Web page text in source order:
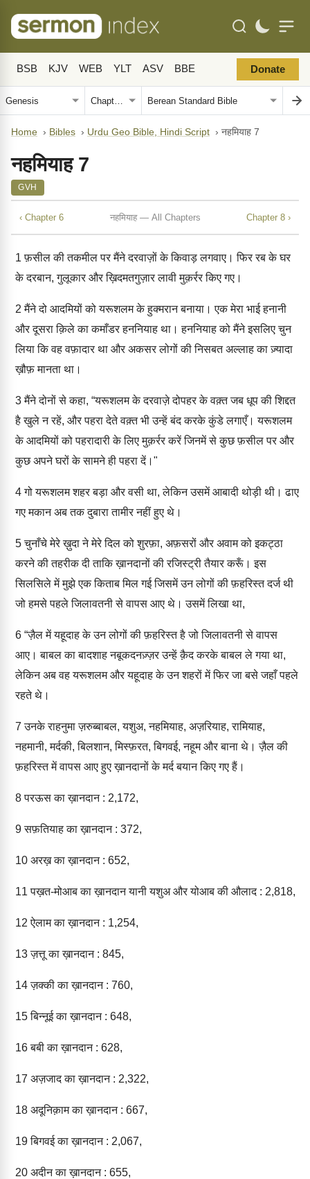
BSB KJV WEB YLT ASV BBE Donate
Home › Bibles › Urdu Geo Bible, Hindi Script › नहमियाह 7
नहमियाह 7
GVH
‹ Chapter 6 नहमियाह — All Chapters Chapter 8 ›
1 फ़सील की तकमील पर मैंने दरवाज़ों के किवाड़ लगवाए। फिर रब के घर
के दरबान, गुलूकार और ख़िदमतगुज़ार लावी मुक़र्रर किए गए।
2 मैंने दो आदमियों को यरूशलम के हुक्मरान बनाया। एक मेरा भाई हनानी
और दूसरा क़िले का कमाँडर हननियाह था। हननियाह को मैंने इसलिए चुन
लिया कि वह वफ़ादार था और अकसर लोगों की निसबत अल्लाह का ज़्यादा
ख़ौफ़ मानता था।
3मैंने दोनों से कहा, “यरूशलम के दरवाज़े दोपहर के वक़्त जब धूप की शिद्दत
है खुले न रहें, और पहरा देते वक़्त भी उन्हें बंद करके कुंडे लगाएँ। यरूशलम
के आदमियों को पहरादारी के लिए मुक़र्रर करें जिनमें से कुछ फ़सील पर और
कुछ अपने घरों के सामने ही पहरा दें।"
4गो यरूशलम शहर बड़ा और वसी था, लेकिन उसमें आबादी थोड़ी थी। ढाए
गए मकान अब तक दुबारा तामीर नहीं हुए थे।
5चुनाँचे मेरे ख़ुदा ने मेरे दिल को शुरफ़ा, अफ़सरों और अवाम को इकट्ठा
करने की तहरीक दी ताकि ख़ानदानों की रजिस्ट्री तैयार करूँ। इस
सिलसिले में मुझे एक किताब मिल गई जिसमें उन लोगों की फ़हरिस्त दर्ज थी
जो हमसे पहले जिलावतनी से वापस आए थे। उसमें लिखा था,
6 “ज़ैल में यहूदाह के उन लोगों की फ़हरिस्त है जो जिलावतनी से वापस
आए। बाबल का बादशाह नबूकदनज़्ज़र उन्हें क़ैद करके बाबल ले गया था,
लेकिन अब वह यरूशलम और यहूदाह के उन शहरों में फिर जा बसे जहाँ पहले
रहते थे।
7 उनके राहनुमा ज़रुब्बाबल, यशुअ, नहमियाह, अज़रियाह, रामियाह,
नहमानी, मर्दकी, बिलशान, मिस्फ़रत, बिगवई, नहूम और बाना थे। ज़ैल की
फ़हरिस्त में वापस आए हुए ख़ानदानों के मर्द बयान किए गए हैं।
8परऊस का ख़ानदान : 2,172,
9सफ़तियाह का ख़ानदान : 372,
10 अरख़ का ख़ानदान : 652,
11 पख़त-मोआब का ख़ानदान यानी यशुअ और योआब की औलाद : 2,818,
12 ऐलाम का ख़ानदान : 1,254,
13ज़त्तू का ख़ानदान : 845,
14ज़क्की का ख़ानदान : 760,
15बिन्नूई का ख़ानदान : 648,
16बबी का ख़ानदान : 628,
17 अज़जाद का ख़ानदान : 2,322,
18 अदूनिक़ाम का ख़ानदान : 667,
19बिगवई का ख़ानदान : 2,067,
20 अदीन का ख़ानदान : 655,